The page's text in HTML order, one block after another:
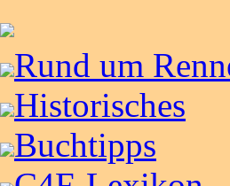
Rund um
Historisches
Buchtipps